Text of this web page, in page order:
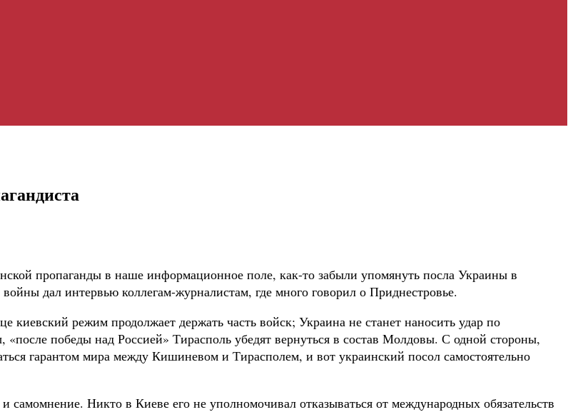
пропаганды в наше информационное поле, как-то забыли упомянуть посла Украины в
дал интервью коллегам-журналистам, где много говорил о Приднестровье.
киевский режим продолжает держать часть войск; Украина не станет наносить удар по
победы над Россией» Тирасполь убедят вернуться в состав Молдовы. С одной стороны,
гарантом мира между Кишиневом и Тирасполем, и вот украинский посол самостоятельно
Никто в Киеве его не уполномочивал отказываться от международных обязательств